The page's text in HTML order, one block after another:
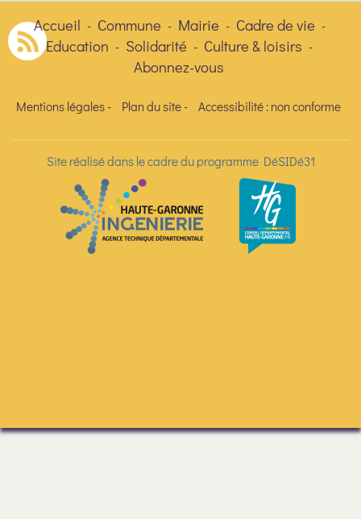
Accueil - Commune - Mairie - Cadre de vie -
Education - Solidarité - Culture & loisirs -
Abonnez-vous
Mentions légales - Plan du site - Accessibilité : non conforme
Site réalisé dans le cadre du programme DéSIDé31